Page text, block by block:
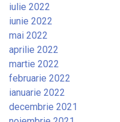
iulie 2022
iunie 2022
mai 2022
aprilie 2022
martie 2022
februarie 2022
ianuarie 2022
decembrie 2021